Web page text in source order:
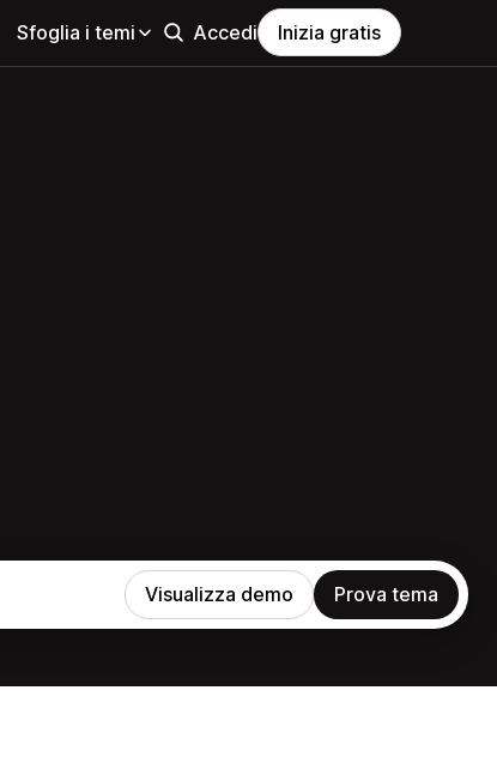
Sfoglia i temi Accedi Inizia gratis
Visualizza demo Prova tema